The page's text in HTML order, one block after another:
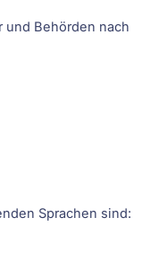
und Behörden nach
Sprachen sind: